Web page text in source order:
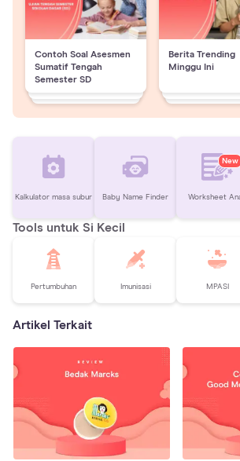
Contoh Soal Asesmen
Sumatif Tengah
Semester SD
Berita Trending
Minggu Ini
Kalkulator masa subur Baby Name Finder
New
Worksheet
Tools untuk Si Kecil
Pertumbuhan Imunisasi MPASI
Artikel Terkait